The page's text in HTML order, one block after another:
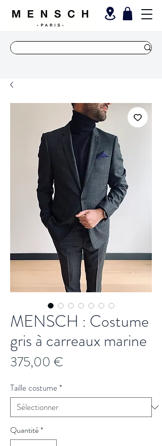
MENSCH : Costume
gris à carreaux marine
375,00 €
Taille costume*
Quantité*